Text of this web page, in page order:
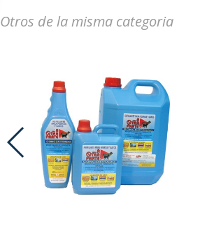
Otros de la misma categoria